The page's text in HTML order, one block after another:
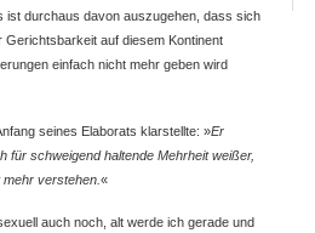
ist durchaus davon auszugehen, dass sich
auf diesem Kontinent
einfach nicht mehr geben wird
seines Elaborats klarstellte: »Er
für schweigend haltende Mehrheit weißer,
verstehen. «
auch noch, alt werde ich gerade und